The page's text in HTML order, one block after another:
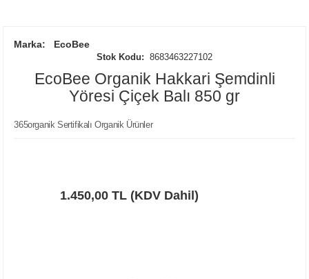
Marka: EcoBee
Stok Kodu: 8683463227102
EcoBee Organik Hakkari Şemdinli
Yöresi Çiçek Balı 850 gr
365organik Sertifikalı Organik Ürünler
1.450,00 TL (KDV Dahil)